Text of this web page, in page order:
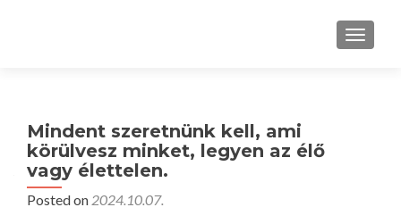
Mindent szeretnünk kell, ami
körülvesz minket, legyen az élő
vagy élettelen.
Posted on 2024.10.07.